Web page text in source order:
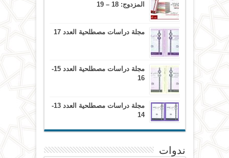
المزدوج: 18 – 19
مجلة دراسات مصطلحية العدد 17
مجلة دراسات مصطلحية العدد 15-
16
مجلة دراسات مصطلحية العدد 13-
14
ندوات